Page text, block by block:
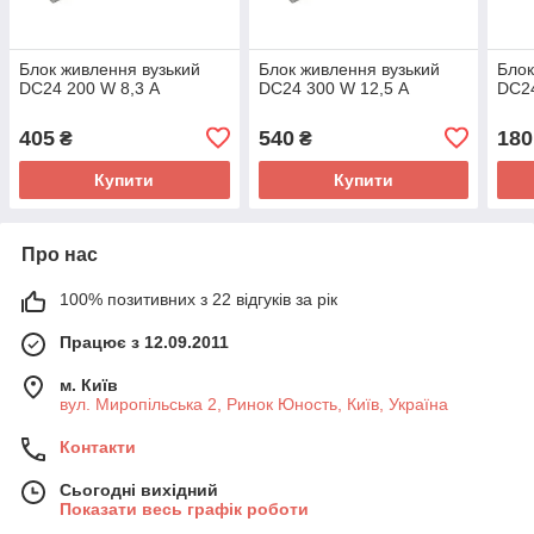
Блок живлення вузький
DC24 200 W 8,3 А
405 ₴
Купити
Блок живлення вузький
DC24 300 W 12,5 А
540₴
Купити
180
Про нас
100% позитивних з 22 відгуків за рік
Працює з 12.09.2011
м. Київ
вул. Миропільська 2, Ринок Юность, Київ, Україна
Контакти
Сьогодні вихідний
Показати весь графік роботи